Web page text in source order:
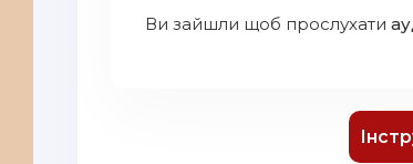
Ви зайшли щоб прослухати